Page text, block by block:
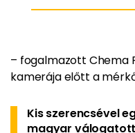
– fogalmazott Chema
kamerája előtt a
Kis szerencsével
magyar